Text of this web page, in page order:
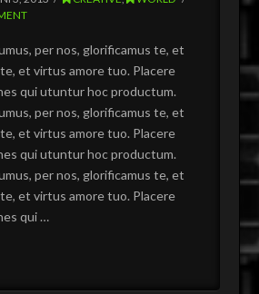
per nos, glorificamus te, et
et virtus amore tuo. Placere
qui utuntur hoc productum.
per nos, glorificamus te, et
et virtus amore tuo. Placere
qui utuntur hoc productum.
per nos, glorificamus te, et
et virtus amore tuo. Placere
qui …